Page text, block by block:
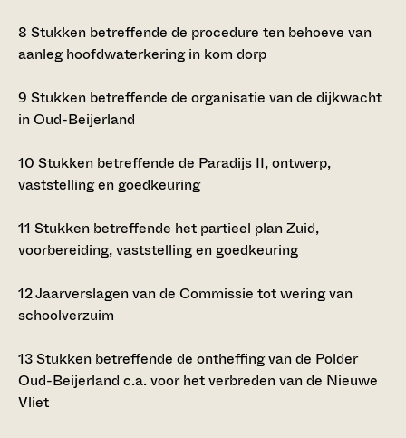
8 Stukken betreffende de procedure ten behoeve van
aanleg hoofdwaterkering in kom dorp
9 Stukken betreffende de organisatie van de dijkwacht
in Oud-Beijerland
10 Stukken betreffende de Paradijs II, ontwerp,
vaststelling en goedkeuring
11 Stukken betreffende het partieel plan Zuid,
voorbereiding, vaststelling en goedkeuring
12Jaarverslagen van de Commissie tot wering van
schoolverzuim
13Stukken betreffende de ontheffing van de Polder
Oud-Beijerland c.a. voor het verbreden van de Nieuwe
Vliet